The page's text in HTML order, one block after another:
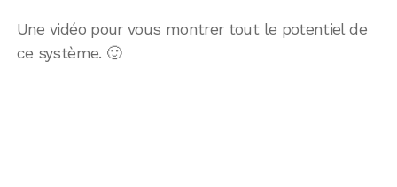
Une vidéo pour vous montrer tout le potentiel de
ce système. 🙂